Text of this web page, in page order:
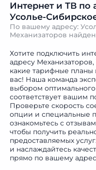
Интернет и ТВ по
Усолье-
По вашему адресу:
Механизаторов
Хотите подключить
адресу
какие тарифные планы
вас! Наша команда
выбором
соответствует вашим
Проверьте скорость
опции и специальные
ознакомьтесь с
чтобы получить
предоставляемых
и наслаждайтесь
прямо по вашему